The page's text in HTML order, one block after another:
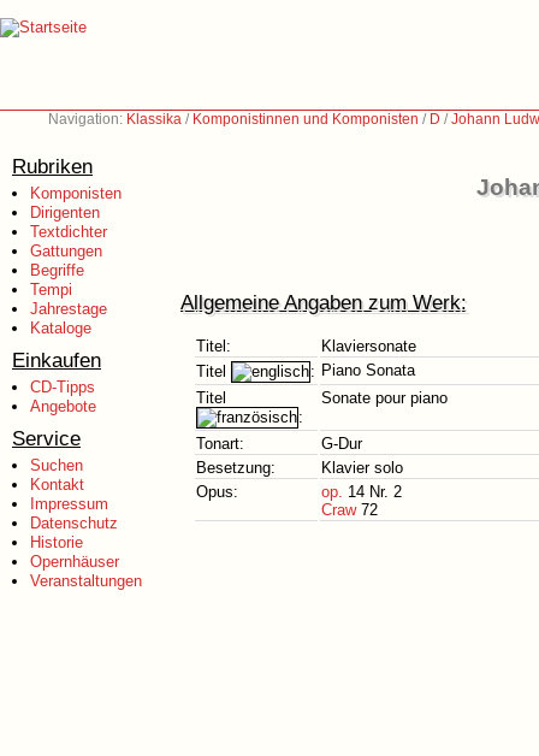
Navigation: Klassika / Komponistinnen und Komponisten / D /Johann
Rubriken
Komponisten
Dirigenten
Textdichter
Gattungen
Begriffe
Tempi
Jahrestage
Kataloge
Einkaufen
CD-Tipps
Angebote
Service
Suchen
Kontakt
Impressum
Datenschutz
Historie
Opernhäuser
Veranstaltungen
Allgemeine Angaben zum Werk:
Titel:
Klaviersonate
Titel
: Piano Sonata
Titel
:
Sonate pour piano
Tonart:
G-Dur
Besetzung:
Klavier solo
Opus:
op. 14 Nr. 2
Craw72